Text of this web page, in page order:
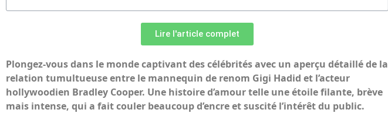
Lire l'article complet
Plongez-vous dans le monde captivant des célébrités avec un aperçu détaillé de la
relation tumultueuse entre le mannequin de renom Gigi Hadid et l’acteur
hollywoodien Bradley Cooper. Une histoire d’amour telle une étoile filante, brève
mais intense, qui a fait couler beaucoup d’encre et suscité l’intérêt du public.